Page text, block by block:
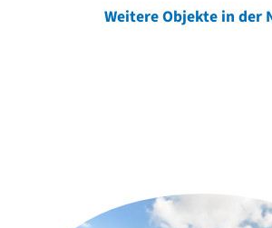
Weitere Objekte in der